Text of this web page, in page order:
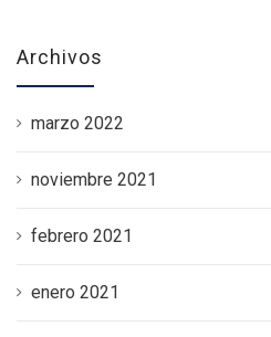
Archivos
marzo 2022
noviembre 2021
febrero 2021
enero 2021